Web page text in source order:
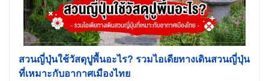
สวนญี่ปุ่นใช้วัสดุปูพื้นอะไร? รวมไอเดียทางเดินสวนญี่ปุ่น
ที่เหมาะกับอากาศเมืองไทย